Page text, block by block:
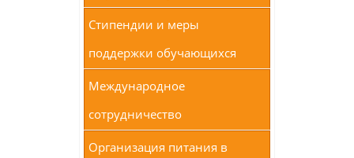
Стипендии и меры
поддержки обучающихся
Международное
сотрудничество
Организация питания в